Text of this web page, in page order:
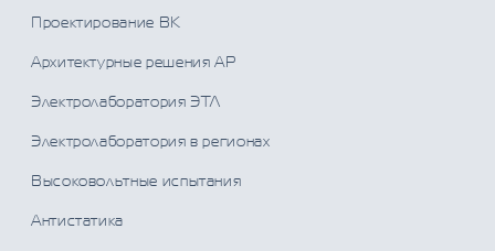
Проектирование ВК
Архитектурные решения АР
Электролаборатория ЭТЛ
Электролаборатория в регионах
Высоковольтные испытания
Антистатика